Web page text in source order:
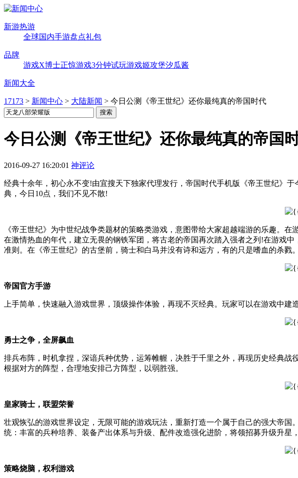
新游热游
全球国内手游盘点礼包
品牌
游戏X博士正惊游戏3分钟试玩游戏姬攻堡汐瓜酱
新闻大全
17173 > 新闻中心 > 大陆新闻 > 今日公测《帝王世纪》还你最纯真的帝国时代
今日公测《帝王世纪》还你最纯真的帝国
2016-09-27 16:20:01 神评论
经典十余年，初心永不变!由宜搜天下独家代理发行，帝国时代手机版《帝王世纪》
典，今日10点，我们不见不散!
《帝王世纪》为中世纪战争类题材的策略类游戏，意图带给大家超越端游的乐趣。
在激情热血的年代，建立无畏的钢铁军团，将古老的帝国再次踏入强者之列!在游戏
准则。在《帝王世纪》的古堡前，骑士和白马并没有诗和远方，有的只是嗜血的杀戮。
帝国官方手游
上手简单，快速融入游戏世界，顶级操作体验，再现不灭经典。玩家可以在游戏中
勇士之争，全屏飙血
排兵布阵，时机拿捏，深谙兵种优势，运筹帷幄，决胜于千里之外，再现历史经典
根据对方的阵型，合理地安排己方阵型，以弱胜强。
皇家骑士，联盟荣誉
壮观恢弘的游戏世界设定，无限可能的游戏玩法，重新打造一个属于自己的强大帝
统：丰富的兵种培养、装备产出体系与升级、配件改造强化进阶，将领招募升级升星
策略烧脑，权利游戏